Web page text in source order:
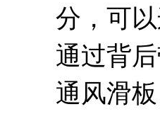
分，可
通过背
通风滑